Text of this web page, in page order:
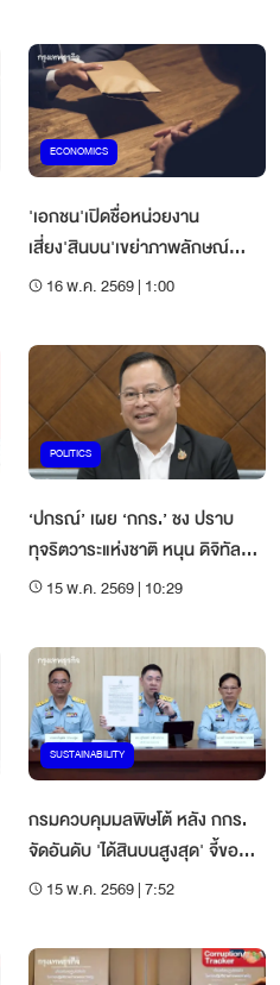
ECONOMICS
'เอกชน'เปิดชื่อหน่วยงาน
เสี่ยง'สินบน'เขย่าภาพลักษณ์
องค์กรภาครัฐทั้งระบบ
16 พ.ค. 2569 | 1:00
POLITICS
‘ปกรณ์’ เผย ‘กกร.’ ชง ปราบ
ทุจริตวาระแห่งชาติ หนุน ดิจิทัล
ทดแทนดุลพินิจ จนท.
15 พ.ค. 2569 | 10:29
SUSTAINABILITY
กรมควบคุมมลพิษโต้ หลัง กกร.
จัดอันดับ 'ได้สินบนสูงสุด' จี้ขอ
หลักฐานใน 7 วัน
15 พ.ค. 2569 | 7:52